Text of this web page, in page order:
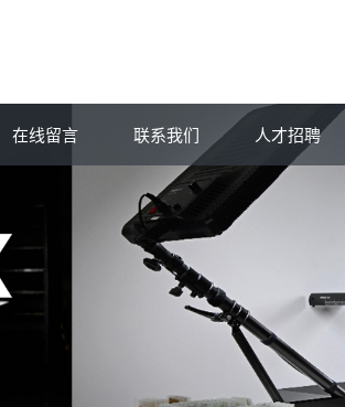
在线留言 联系我们 人才招聘